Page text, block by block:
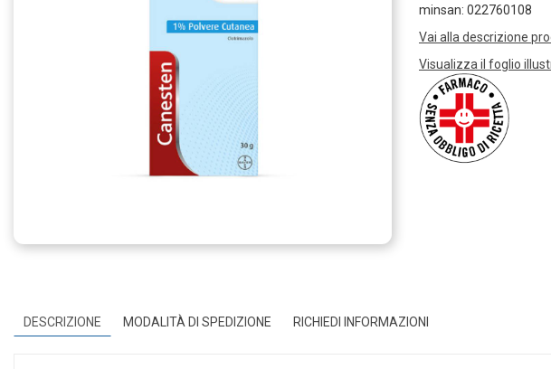
minsan: 022760108
Vai alla descrizione
Visualizza il foglio
DESCRIZIONE MODALITÀ DI SPEDIZIONE RICHIEDI INFORMAZIONI